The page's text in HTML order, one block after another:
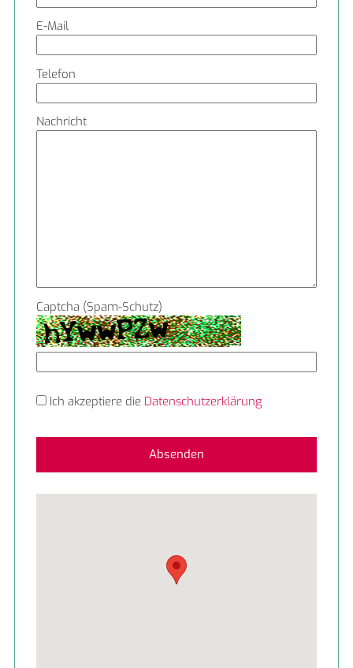
E-Mail
Telefon
Nachricht
Captcha (Spam-Schutz)
Ich akzeptiere die Daten­schutzerklärung
Absenden